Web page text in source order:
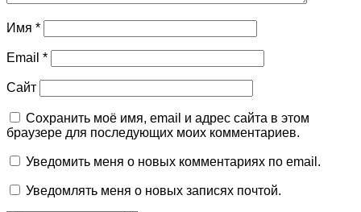
Имя *
Email *
Сайт
Сохранить моё имя, email и адрес сайта в этом
браузере для последующих моих комментариев.
Уведомить меня о новых комментариях по email.
Уведомлять меня о новых записях почтой.